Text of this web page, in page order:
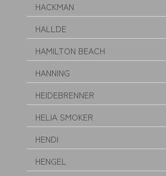
HACKMAN
HALLDE
HAMILTON BEACH
HANNING
HEIDEBRENNER
HELIA SMOKER
HENDI
HENGEL